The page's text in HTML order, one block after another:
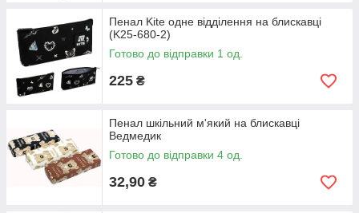
Пенал Kite одне відділення на блискавці
(K25-680-2)
Готово до відправки 1 од.
225 ₴
Пенал шкільний м'який на блискавці
Ведмедик
Готово до відправки 4 од.
32,90 ₴